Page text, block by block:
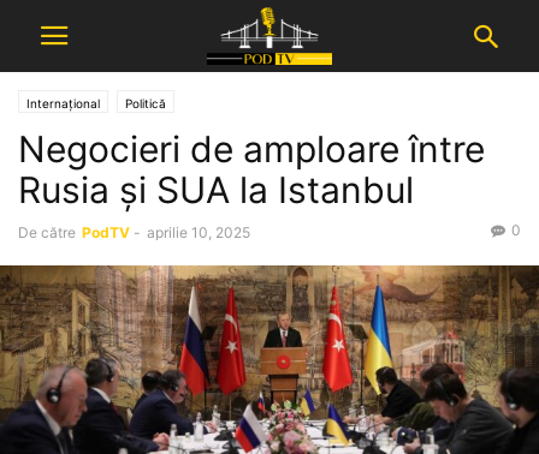
Internațional Politică
Negocieri de amploare între
Rusia și SUA la Istanbul
De către PodTV - aprilie 10, 2025 0